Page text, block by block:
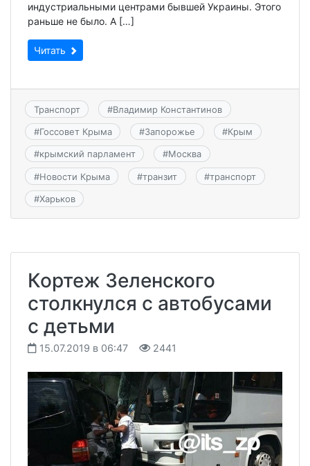
индустриальными центрами бывшей Украины. Этого
раньше не было. А […]
Читать
Транспорт #Владимир Константинов
#Госсовет Крыма #Запорожье #Крым
#крымский парламент #Москва
#Новости Крыма #транзит #транспорт
#Харьков
Кортеж Зеленского
столкнулся с автобусами
с детьми
15.07.2019 в 06:47 2441